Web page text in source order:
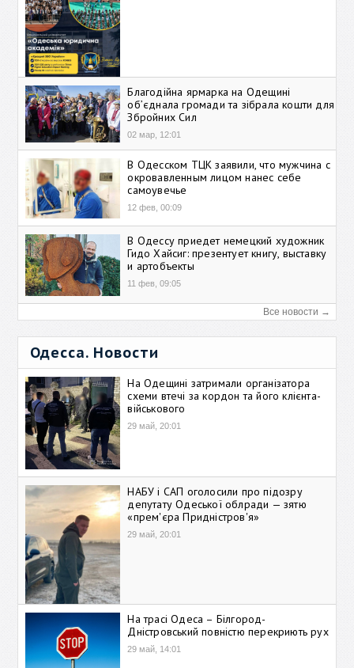
Благодійна ярмарка на Одещині
об’єднала громади та зібрала кошти для
Збройних Сил
02 мар, 12:01
В Одесском ТЦК заявили, что мужчина с
окровавленным лицом нанес себе
самоувечье
12 фев, 00:09
В Одессу приедет немецкий художник
Гидо Хайсиг: презентует книгу, выставку
и артобъекты
11 фев, 09:05
Все новости →
Одесса. Новости
На Одещині затримали організатора
схеми втечі за кордон та його клієнта-
військового
29 май, 20:01
НАБУ і САП оголосили про підозру
депутату Одеської облради — зятю
«прем'єра Придністров'я»
29 май, 20:01
На трасі Одеса – Білгород-
Дністровський повністю перекриють рух
29 май, 14:01